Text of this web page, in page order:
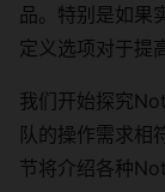
品。特别是如果
定义选项对于提
我们开始探究
队的操作需求相
节将介绍各种